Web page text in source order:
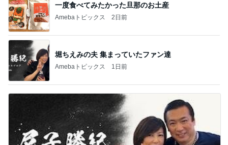
一度食べてみたかった旦那のお土産
Amebaトピックス 2日前
堀ちえみの夫 集まっていたファン達
Amebaトピックス 1日前